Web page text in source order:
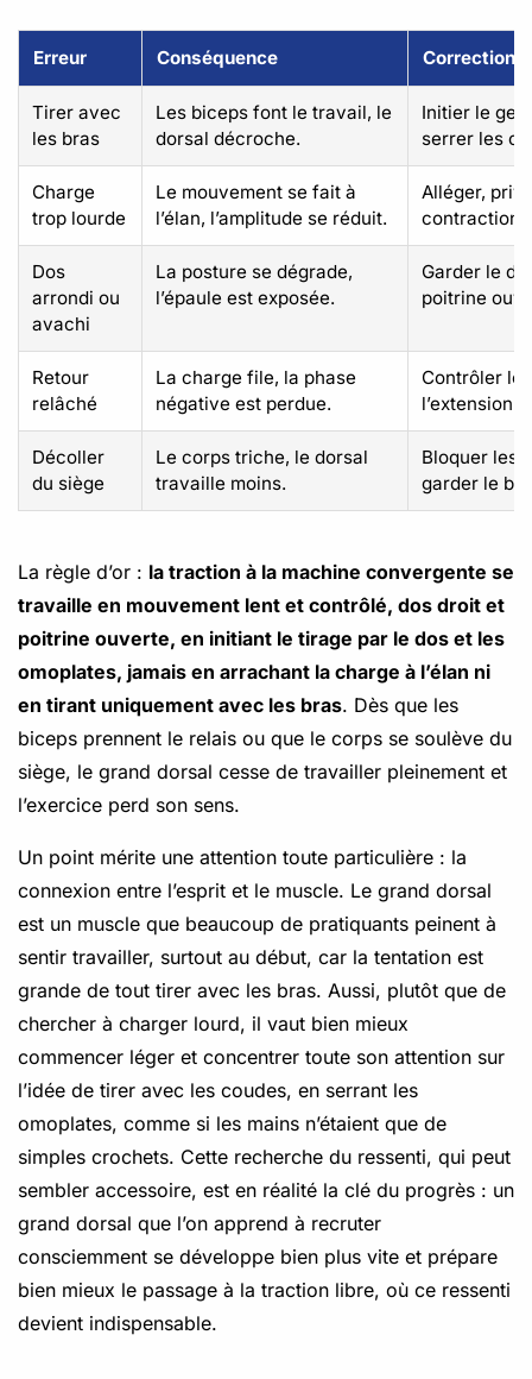
Erreur Conséquence Correction
Tirer avec
les bras
Les biceps font le travail, le
dorsal décroche.
Initier le
serrer les
Charge
trop lourde
Le mouvement se fait à
l’élan, l’amplitude se réduit.
Alléger,
contraction
Dos
arrondi ou
avachi
La posture se dégrade,
l’épaule est exposée.
Garder le
poitrine
Retour
relâché
La charge file, la phase
négative est perdue.
Contrôler le
l’extension
Décoller
du siège
Le corps triche, le dorsal
travaille moins.
Bloquer les
garder le
La règle d’or : la traction à la machine convergente se
travaille en mouvement lent et contrôlé, dos droit et
poitrine ouverte, en initiant le tirage par le dos et les
omoplates, jamais en arrachant la charge à l’élan ni
en tirant uniquement avec les bras. Dès que les
biceps prennent le relais ou que le corps se soulève du
siège, le grand dorsal cesse de travailler pleinement et
l’exercice perd son sens.
Un point mérite une attention toute particulière : la
connexion entre l’esprit et le muscle. Le grand dorsal
est un muscle que beaucoup de pratiquants peinent à
sentir travailler, surtout au début, car la tentation est
grande de tout tirer avec les bras. Aussi, plutôt que de
chercher à charger lourd, il vaut bien mieux
commencer léger et concentrer toute son attention sur
l’idée de tirer avec les coudes, en serrant les
omoplates, comme si les mains n’étaient que de
simples crochets. Cette recherche du ressenti, qui peut
sembler accessoire, est en réalité la clé du progrès : un
grand dorsal que l’on apprend à recruter
consciemment se développe bien plus vite et prépare
bien mieux le passage à la traction libre, où ce ressenti
devient indispensable.